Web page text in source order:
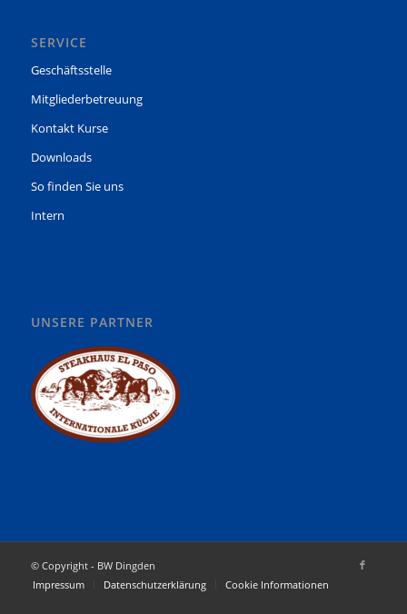
SERVICE
Geschäftsstelle
Mitgliederbetreuung
Kontakt Kurse
Downloads
So finden Sie uns
Intern
UNSERE PARTNER
© Copyright - BW Dingden
Impressum
Datenschutzerklärung Cookie Informationen